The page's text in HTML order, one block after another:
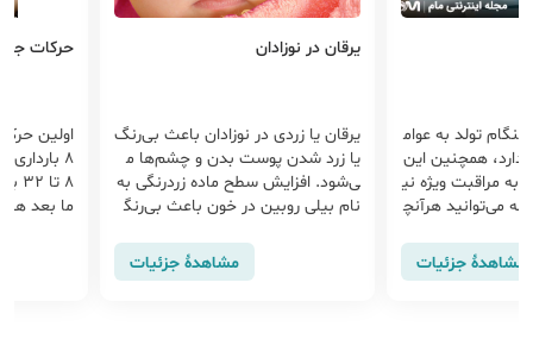
تولد به عوام
همچنین این
به مراقبت ویژه نی
می‌توانید هرآنچ
مشاهدهٔ جزئیات
یرقان در نوزادان
یرقان یا زردی در نوزادان باعث بی‌رنگ
یا زرد شدن پوست بدن و چشم‌ها م
ی‌شود. افزایش سطح ماده زردرنگی به
نام بیلی روبین در خون باعث بی‌رنگ
مشاهدهٔ جزئیات
حرکات
8